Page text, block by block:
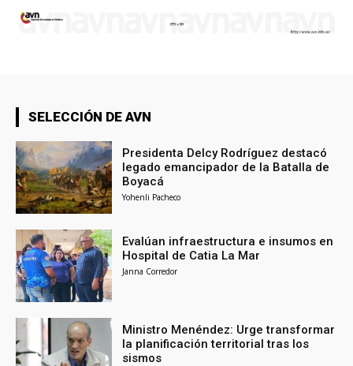
SELECCIÓN DE AVN
Presidenta Delcy Rodríguez destacó
legado emancipador de la Batalla de
Boyacá
Yohenli Pacheco
Evalúan infraestructura e insumos en
Hospital de Catia La Mar
Janna Corredor
Ministro Menéndez: Urge transformar
la planificación territorial tras los
sismos